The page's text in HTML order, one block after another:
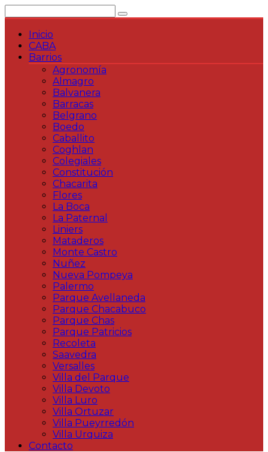
al
contenidoInicio
CABA
Barrios
Agronomía
Almagro
Balvanera
Barracas
Belgrano
Boedo
Caballito
Coghlan
Colegiales
Constitución
Chacarita
Flores
La Boca
La Paternal
Liniers
Mataderos
Monte Castro
Nuñez
Nueva Pompeya
Palermo
Parque Avellaneda
Parque Chacabuco
Parque Chas
Parque Patricios
Recoleta
Saavedra
Versalles
Villa del Parque
Villa Devoto
Villa Luro
Villa Ortuzar
Villa Pueyrredón
Villa Urquiza
Contacto